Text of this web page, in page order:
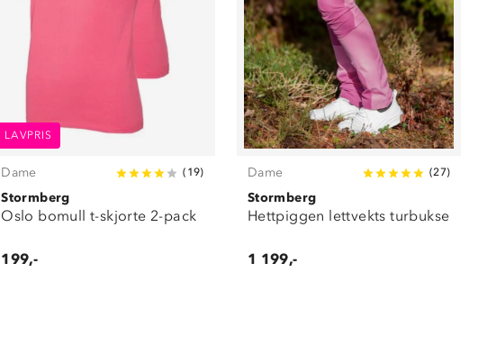
LAVPRIS
Dame ( 19)
Stormberg
Oslo bomull t-skjorte 2-pack
199,-
Dame (27)
Stormberg
Hettpiggen lettvekts turbukse
1 199,-